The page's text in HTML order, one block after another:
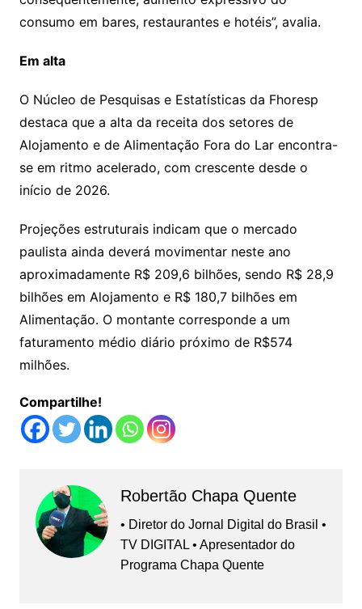
consumo em bares, restaurantes e hotéis”, avalia.
Em alta
O Núcleo de Pesquisas e Estatísticas da Fhoresp
destaca que a alta da receita dos setores de
Alojamento e de Alimentação Fora do Lar encontra-
se em ritmo acelerado, com crescente desde o
início de 2026.
Projeções estruturais indicam que o mercado
paulista ainda deverá movimentar neste ano
aproximadamente R$ 209,6 bilhões, sendo R$ 28,9
bilhões em Alojamento e R$ 180,7 bilhões em
Alimentação. O montante corresponde a um
faturamento médio diário próximo de R$574
milhões.
Compartilhe!
Robertão Chapa Quente
• Diretor do Jornal Digital do Brasil •
TV DIGITAL • Apresentador do
Programa Chapa Quente